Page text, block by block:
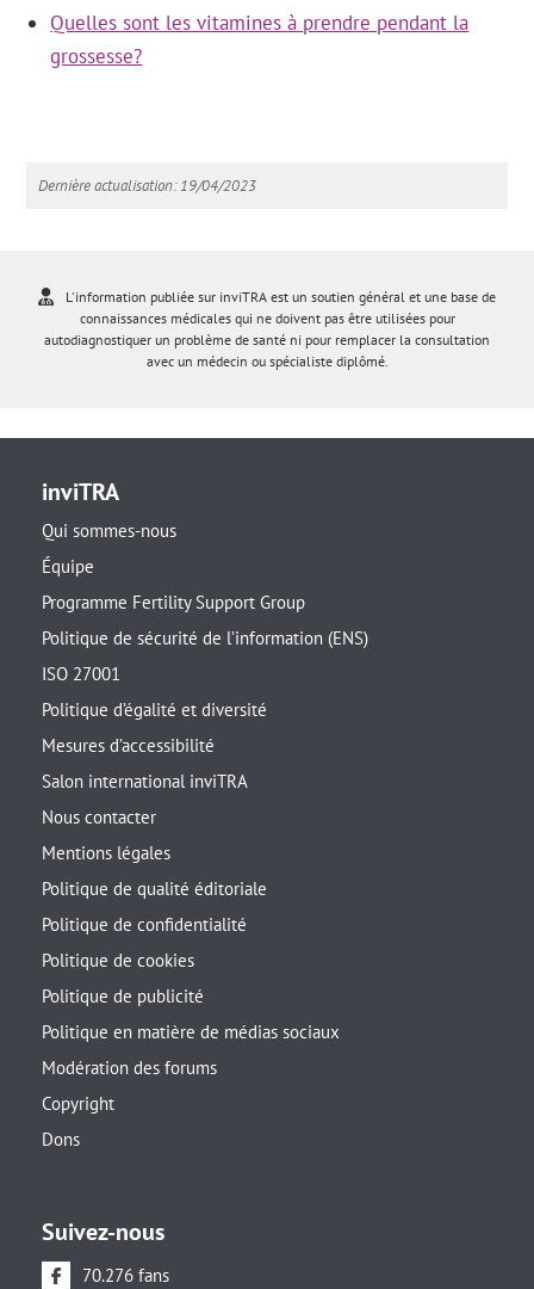
Quelles sont les vitamines à prendre pendant la
grossesse?
Dernière actualisation: 19/04/2023
L'information publiée sur inviTRA est un soutien général et une base de
connaissances médicales qui ne doivent pas être utilisées pour
autodiagnostiquer un problème de santé ni pour remplacer la consultation
avec un médecin ou spécialiste diplômé.
inviTRA
Qui sommes-nous
Équipe
Programme Fertility Support Group
Politique de sécurité de l’information (ENS)
ISO 27001
Politique d’égalité et diversité
Mesures d’accessibilité
Salon international inviTRA
Nous contacter
Mentions légales
Politique de qualité éditoriale
Politique de confidentialité
Politique de cookies
Politique de publicité
Politique en matière de médias sociaux
Modération des forums
Copyright
Dons
Suivez-nous
70.276 fans